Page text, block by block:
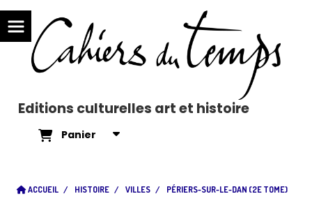
Editions culturelles art et histoire
Panier
ACCUEIL HISTOIRE VILLES PÉRIERS-SUR-LE-DAN (2E TOME)